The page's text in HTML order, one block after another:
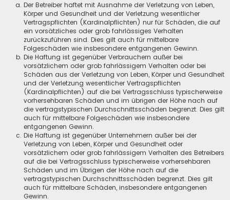
Der Betreiber haftet mit Ausnahme der Verletzung von Leben,
Körper und Gesundheit und der Verletzung wesentlicher
Vertragspflichten (Kardinalpflichten) nur für Schäden, die auf
ein vorsätzliches oder grob fahrlässiges Verhalten
zurückzuführen sind. Dies gilt auch für mittelbare
Folgeschäden wie insbesondere entgangenen Gewinn.
Die Haftung ist gegenüber Verbrauchern außer bei
vorsätzlichem oder grob fahrlässigem Verhalten oder bei
Schäden aus der Verletzung von Leben, Körper und Gesundheit
und der Verletzung wesentlicher Vertragspflichten
(Kardinalpflichten) auf die bei Vertragsschluss typischerweise
vorhersehbaren Schäden und im übrigen der Höhe nach auf
die vertragstypischen Durchschnittsschäden begrenzt. Dies gilt
auch für mittelbare Folgeschäden wie insbesondere
entgangenen Gewinn.
Die Haftung ist gegenüber Unternehmern außer bei der
Verletzung von Leben, Körper und Gesundheit oder
vorsätzlichem oder grob fahrlässigem Verhalten des Betreibers
auf die bei Vertragsschluss typischerweise vorhersehbaren
Schäden und im Übrigen der Höhe nach auf die
vertragstypischen Durchschnittsschäden begrenzt. Dies gilt
auch für mittelbare Schäden, insbesondere entgangenen
Gewinn.